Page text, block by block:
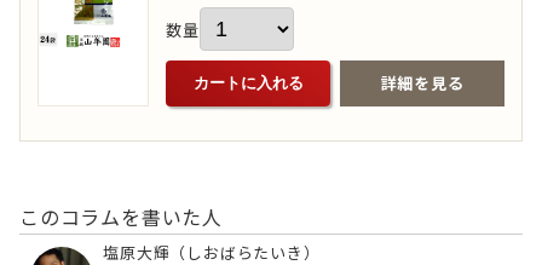
数量
カートに入れる 詳細を見る
このコラムを書いた人
塩原大輝（しおばらたいき）